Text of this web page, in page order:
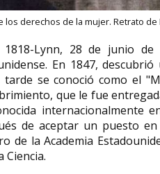
derechos de la mujer. Retrato de
Lynn, 28 de junio de
En 1847,
se conoció como el
que le fue
internacionalmente
de aceptar un puesto en
la Academia
Ciencia.
activista ambiental
Alexandra Cousteau ( 21 de
de 1976) es cineasta,
destacada sobre...